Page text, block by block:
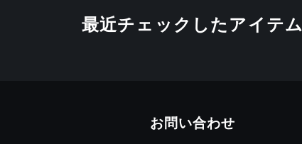
最近チェックしたアイテム
お問い合わせ